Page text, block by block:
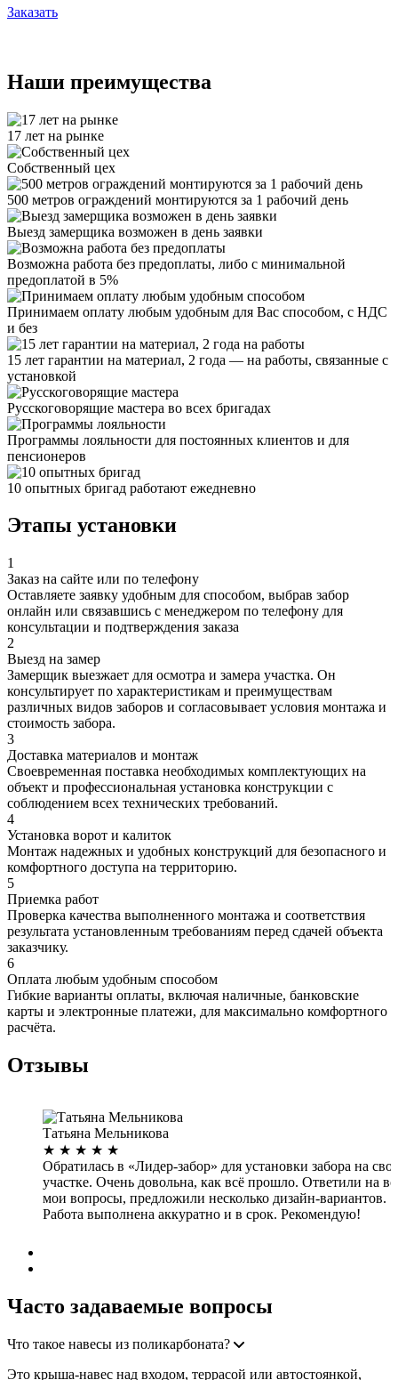
Заказать
Наши преимущества
17 лет на рынке
Собственный цех
500 метров ограждений монтируются за 1 рабочий день
Выезд замерщика возможен в день заявки
Возможна работа без предоплаты, либо с минимальной
предоплатой в 5%
Принимаем оплату любым удобным для Вас способом, с НДС
и без
15 лет гарантии на материал, 2 года — на работы, связанные с
установкой
Русскоговорящие мастера во всех бригадах
Программы лояльности для постоянных клиентов и для
пенсионеров
10 опытных бригад работают ежедневно
Этапы установки
1
Заказ на сайте или по телефону
Оставляете заявку удобным для способом, выбрав забор
онлайн или связавшись с менеджером по телефону для
консультации и подтверждения заказа
2
Выезд на замер
Замерщик выезжает для осмотра и замера участка. Он
консультирует по характеристикам и преимуществам
различных видов заборов и согласовывает условия монтажа и
стоимость забора.
3
Доставка материалов и монтаж
Своевременная поставка необходимых комплектующих на
объект и профессиональная установка конструкции с
соблюдением всех технических требований.
4
Установка ворот и калиток
Монтаж надежных и удобных конструкций для безопасного и
комфортного доступа на территорию.
5
Приемка работ
Проверка качества выполненного монтажа и соответствия
результата установленным требованиям перед сдачей объекта
заказчику.
6
Оплата любым удобным способом
Гибкие варианты оплаты, включая наличные, банковские
карты и электронные платежи, для максимально комфортного
расчёта.
Отзывы
Татьяна Мельникова
★ ★ ★ ★ ★
Обратилась в «Лидер-забор» для установки забора на
участке. Очень довольна, как всё прошло. Ответили на
мои вопросы, предложили несколько дизайн-вариантов.
Работа выполнена аккуратно и в срок. Рекомендую!
Часто задаваемые вопросы
Что такое навесы из поликарбоната?
Это крыша-навес над входом, террасой или автостоянкой,